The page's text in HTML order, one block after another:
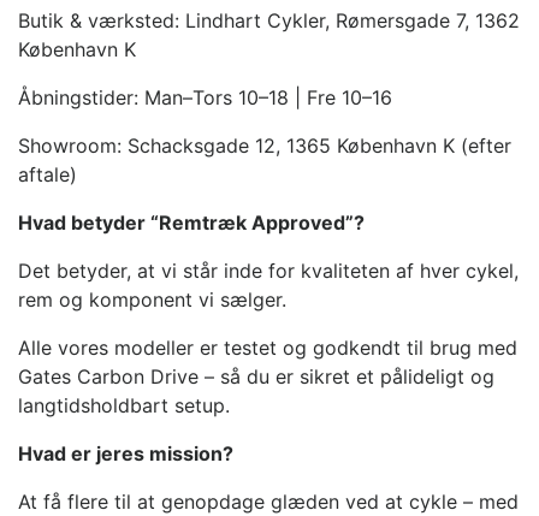
Butik & værksted: Lindhart Cykler, Rømersgade 7, 1362
København K
Åbningstider: Man–Tors 10–18 | Fre 10–16
Showroom: Schacksgade 12, 1365 København K (efter
aftale)
Hvad betyder “Remtræk Approved”?
Det betyder, at vi står inde for kvaliteten af hver cykel,
rem og komponent vi sælger.
Alle vores modeller er testet og godkendt til brug med
Gates Carbon Drive – så du er sikret et pålideligt og
langtidsholdbart setup.
Hvad er jeres mission?
At få flere til at genopdage glæden ved at cykle – med